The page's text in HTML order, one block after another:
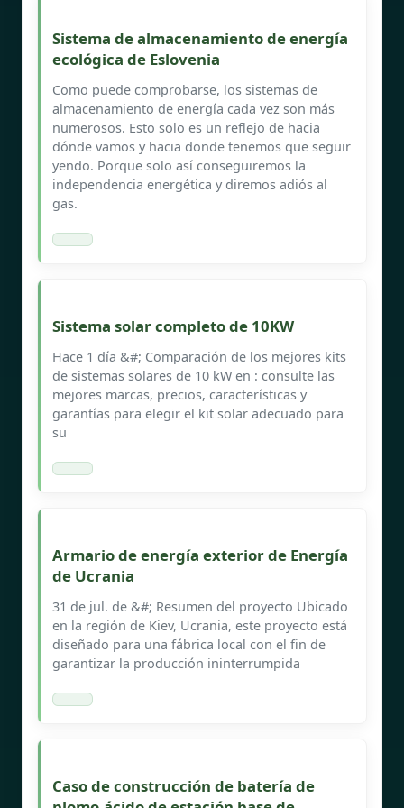
Sistema de almacenamiento de energía
ecológica de Eslovenia
Como puede comprobarse, los sistemas de
almacenamiento de energía cada vez son más
numerosos. Esto solo es un reflejo de hacia
dónde vamos y hacia donde tenemos que seguir
yendo. Porque solo así conseguiremos la
independencia energética y diremos adiós al
gas.
Sistema solar completo de 10KW
Hace 1 día &#; Comparación de los mejores kits
de sistemas solares de 10 kW en : consulte las
mejores marcas, precios, características y
garantías para elegir el kit solar adecuado para
su
Armario de energía exterior de Energía
de Ucrania
31 de jul. de &#; Resumen del proyecto Ubicado
en la región de Kiev, Ucrania, este proyecto está
diseñado para una fábrica local con el fin de
garantizar la producción ininterrumpida
Caso de construcción de batería de